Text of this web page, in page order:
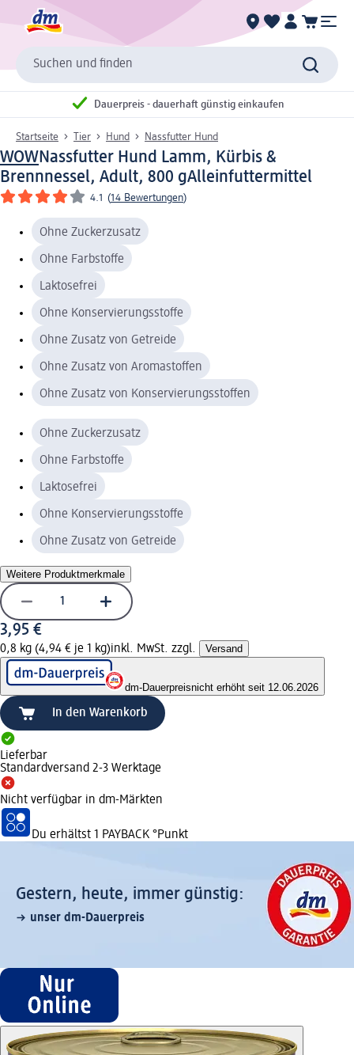
Suchen und finden
Dauerpreis - dauerhaft günstig einkaufen
Startseite Tier Hund Nassfutter Hund
WOWNassfutter Hund Lamm, Kürbis &
Brennnessel, Adult, 800 gAlleinfuttermittel
4.1 (14 Bewertungen)
Ohne Zuckerzusatz
Ohne Farbstoffe
Laktosefrei
Ohne Konservierungsstoffe
Ohne Zusatz von Getreide
Ohne Zusatz von Aromastoffen
Ohne Zusatz von Konservierungsstoffen
Ohne Zuckerzusatz
Ohne Farbstoffe
Laktosefrei
Ohne Konservierungsstoffe
Ohne Zusatz von Getreide
Weitere Produktmerkmale
3,95 €
0,8 kg (4,94 € je 1 kg)inkl. MwSt. zzgl. Versand
dm-Dauerpreisnicht erhöht seit 12.06.2026
In den Warenkorb
Lieferbar
Standardversand 2-3 Werktage
Nicht verfügbar in dm-Märkten
Du erhältst 1 PAYBACK °Punkt
Gestern, heute, immer günstig:
unser dm-Dauerpreis